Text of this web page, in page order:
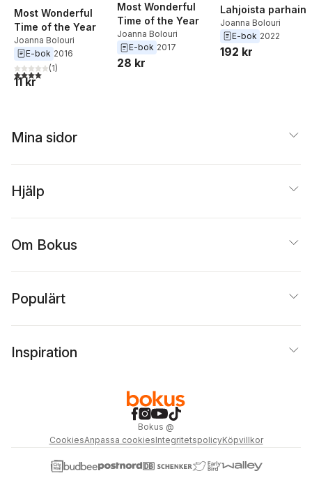
Most Wonderful
Time of the Year
Joanna Bolouri
E-bok 2016
4,0utav 5 stjärnor. Totalt antal röster:
(1)
11 kr
Most Wonderful
Time of the Year
Joanna Bolouri
E-bok 2017
28 kr
Lahjoista parhain
Joanna Bolouri
E-bok 2022
192 kr
Mina sidor
Hjälp
Om Bokus
Populärt
Inspiration
Bokus @
CookiesAnpassa cookiesIntegritetspolicyKöpvillkor